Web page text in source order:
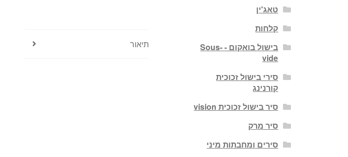
תיאור
טאג'ין
קלחות
בישול בואקום - Sous-
vide
סירי בישול זכוכית
קורנינג
סיר בישול זכוכית vision
סיר מרק
סירים ומחבתות מיני